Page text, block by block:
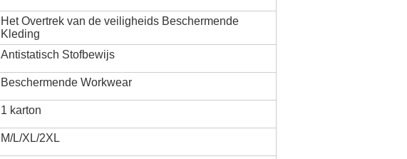
Het Overtrek van de veiligheids Beschermende
Kleding
Antistatisch Stofbewijs
Beschermende Workwear
1 karton
M/L/XL/2XL